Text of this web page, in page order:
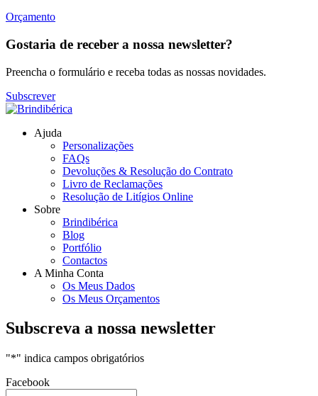
Orçamento
Gostaria de receber a nossa newsletter?
Preencha o formulário e receba todas as nossas novidades.
Subscrever
Ajuda
Personalizações
FAQs
Devoluções & Resolução do Contrato
Livro de Reclamações
Resolução de Litígios Online
Sobre
Brindibérica
Blog
Portfólio
Contactos
A Minha Conta
Os Meus Dados
Os Meus Orçamentos
Subscreva a nossa newsletter
"*" indica campos obrigatórios
Facebook